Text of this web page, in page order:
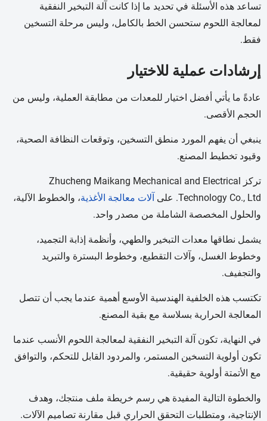
تساعد هذه الأسئلة في تحديد ما إذا كانت آلة التبخير النفقية
لمعالجة اللحوم ستحسن الخط بالكامل، وليس مرحلة التسخين
فقط.
إرشادات عملية للاختيار
عادةً ما يأتي أفضل اختيار للمعدات من مطابقة العملية، وليس من
الحجم الأقصى.
ينبغي أن يفهم المورد منطق التسخين، وتوقعات النظافة الصحية،
وقيود تخطيط المصنع.
تركز Zhucheng Maikang Mechanical and Electrical
Technology Co., Ltd. على
آلات معالجة الأغذية، والخطوط الآلية،
والحلول المخصصة الشاملة من مصدر واحد.
يشمل نطاقها معدات التبخير والطهي، وأنظمة إذابة التجميد،
وخطوط الغسل، وآلات التقطيع، وخطوط البسترة والتبريد
والتجفيف.
تكتسب هذه الخلفية الهندسية الأوسع أهمية عندما يجب أن تتصل
المعالجة الحرارية بسلاسة مع بقية المصنع.
في النهاية، تكون آلة التبخير النفقية لمعالجة اللحوم الأنسب عندما
تكون أولوية التسخين المستمر، والمردود القابل للتحكم، والتوافق
مع الأتمتة أولوية حقيقية.
والخطوة التالية المفيدة هي رسم خريطة ملف منتجك، وهدف
الإنتاجية، ومتطلبات التحقق الحراري قبل مقارنة تصاميم الآلات.